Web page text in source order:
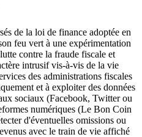
de la loi de finance adoptée en
feu vert à une expérimentation
contre la fraude fiscale et
intrusif vis-à-vis de la vie
des administrations fiscales
et à exploiter des données
sociaux (Facebook, Twitter ou
numériques (Le Bon Coin
d'éventuelles omissions ou
avec le train de vie affiché